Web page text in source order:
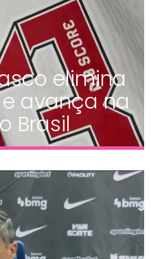
elimina
avança na
Brasil